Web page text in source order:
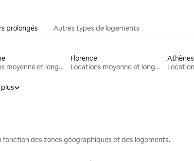
prolongés Autres types de logements
Locations moyenne et longue durée
Florence
Locations moyenne et longue durée
Athènes
fonction des zones géographiques et des logements.